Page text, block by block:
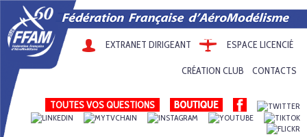
EXTRANET DIRIGEANT ESPACE LICENCIÉ
CRÉATION CLUB CONTACTS
TOUTES VOS QUESTIONS